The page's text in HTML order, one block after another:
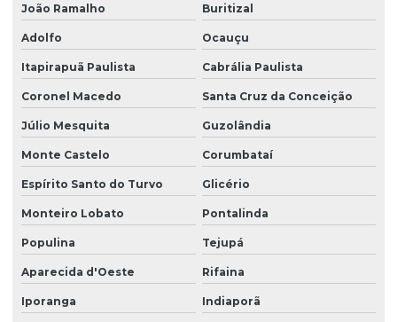
João Ramalho Buritizal
Adolfo Ocauçu
Itapirapuã Paulista Cabrália Paulista
Coronel Macedo Santa Cruz da Conceição
Júlio Mesquita Guzolândia
Monte Castelo Corumbataí
Espírito Santo do Turvo Glicério
Monteiro Lobato Pontalinda
Populina Tejupá
Aparecida d'Oeste Rifaina
Iporanga Indiaporã